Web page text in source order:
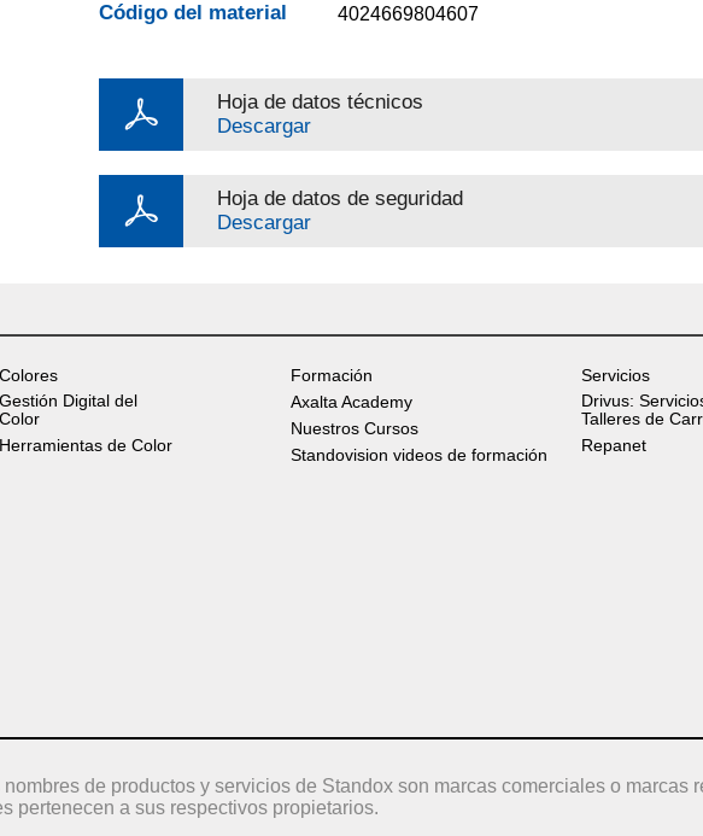
Código del material 4024669804607
Hoja de datos técnicos
Descargar
Hoja de datos de seguridad
Descargar
Colores
Gestión Digital del
Color
Herramientas de Color
Formación
Axalta Academy
Nuestros Cursos
Standovision videos de formación
Servicios
Drivus:
Talleres de
Repanet
de productos y servicios de Standox son marcas comerciales o marcas
pertenecen a sus respectivos propietarios.